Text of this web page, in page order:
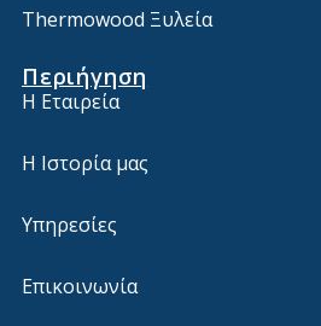
Thermowood Ξυλεία
Περιήγηση
Η Εταιρεία
Η Ιστορία μας
Υπηρεσίες
Επικοινωνία